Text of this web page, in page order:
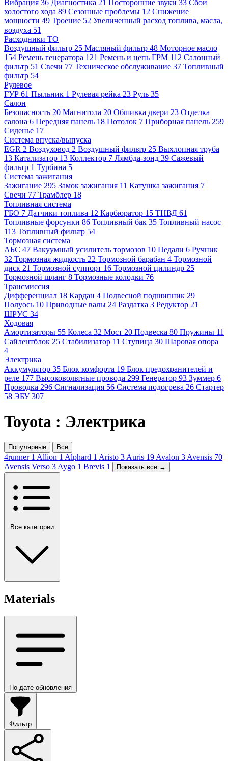
Вибрация 36 Диагностика 21 Посторонние звуки 33 Сбои
холостого хода 89 Сезонные проблемы 12 Снижение
мощности 49 Троение 52 Увеличенный расход топлива, масла,
воздуха 51
Расходники ТО
Воздушный фильтр 25 Масляный фильтр 48 Моторное масло
154 Ремень генератора 121 Ремень и цепь ГРМ 112 Салонный
фильтр 51 Свечи 77 Техническое обслуживание 37 Топливный
фильтр 54
Рулевое
ГУР 61 Пыльник 1 Рулевая рейка 23 Руль 35
Салон
Безопасность 20 Магнитола 20 Обшивка двери 23 Отделка
салона 6 Передняя панель 18 Потолок 7 Приборная панель 259
Сиденье 17
Система впуска/выпуска
EGR 2 Воздуховод 2 Воздушный фильтр 25 Выхлопная труба
13 Катализатор 13 Коллектор 7 Лямбда-зонд 39 Сажевый
фильтр 1 Турбина 5
Система зажигания
Зажигание 295 Замок зажигания 11 Катушка зажигания 7
Свечи 77 Трамблер 18
Топливная система
ГБО 7 Датчики топлива 12 Карбюратор 15 ТНВД 61
Топливные форсунки 86 Топливный бак 35 Топливный насос
113 Топливный фильтр 54
Тормозная система
АБС 47 Вакуумный усилитель тормозов 10 Педали 6 Ручник
32 Тормозная жидкость 22 Тормозной барабан 4 Тормозной
диск 21 Тормозной суппорт 16 Тормозной цилиндр 25
Тормозной шланг 8 Тормозные колодки 76
Трансмиссия
Дифференциал 18 Кардан 4 Подвесной подшипник 29
Полуось 10 Приводные валы 24 Раздатка 3 Редуктор 21
ШРУС 34
Ходовая
Амортизаторы 55 Колеса 32 Мост 20 Подвеска 80 Пружины 11
Сайлентблок 25 Стабилизатор 11 Ступица 30 Шаровая опора
4
Электрика
Аккумулятор 35 Блок комфорта 19 Блок предохранителей и
реле 177 Высоковольтные провода 299 Генератор 93 Зуммер 6
Проводка 296 Сигнализация 56 Система подогрева 26 Стартер
58 ЭБУ 307
Toyota : Электрика
Популярные Все
4runner 1 Allion 1 Alphard 1 Aristo 3 Auris 19 Avalon 3 Avensis 70
Avensis Verso 3 Aygo 1 Brevis 1 Показать все →
Все категории
Materials
По дате обновления
Фильтр